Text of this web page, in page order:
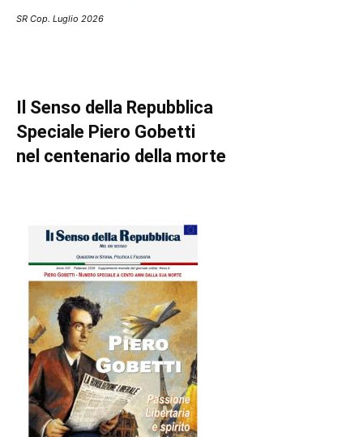
SR Cop. Luglio 2026
Il Senso della Repubblica
Speciale Piero Gobetti
nel centenario della morte